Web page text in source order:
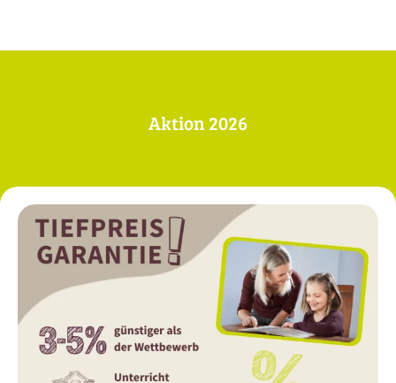
Aktion 2026